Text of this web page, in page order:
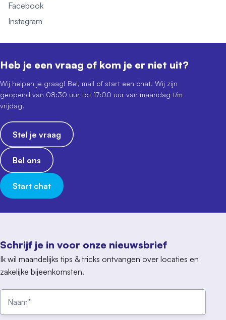
Facebook
Instagram
Schrijf je in voor onze nieuwsbrief
Ik wil maandelijks tips & tricks ontvangen over locaties en
zakelijke bijeenkomsten.
Heb je een vraag of kom je er niet uit?
Wij helpen je graag! Bel, mail of start een chat. Wij zijn
geopend van 08:30 uur tot 17:00 uur van maandag t/m
vrijdag.
Stel je vraag
Bel ons
Start chat